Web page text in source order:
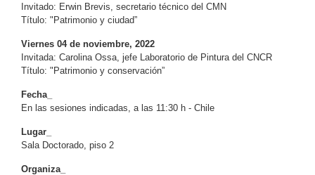
Invitado: Erwin Brevis, secretario técnico del CMN
Título: "Patrimonio y ciudad”
Viernes 04 de noviembre, 2022
Invitada: Carolina Ossa, jefe Laboratorio de Pintura del CNCR
Título: "Patrimonio y conservación”
Fecha_
En las sesiones indicadas, a las 11:30 h - Chile
Lugar_
Sala Doctorado, piso 2
Organiza_